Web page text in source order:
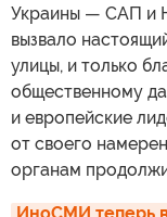
Украины — САП и
вызвало
улицы, и только
общественному
и европейские
от своего
органам